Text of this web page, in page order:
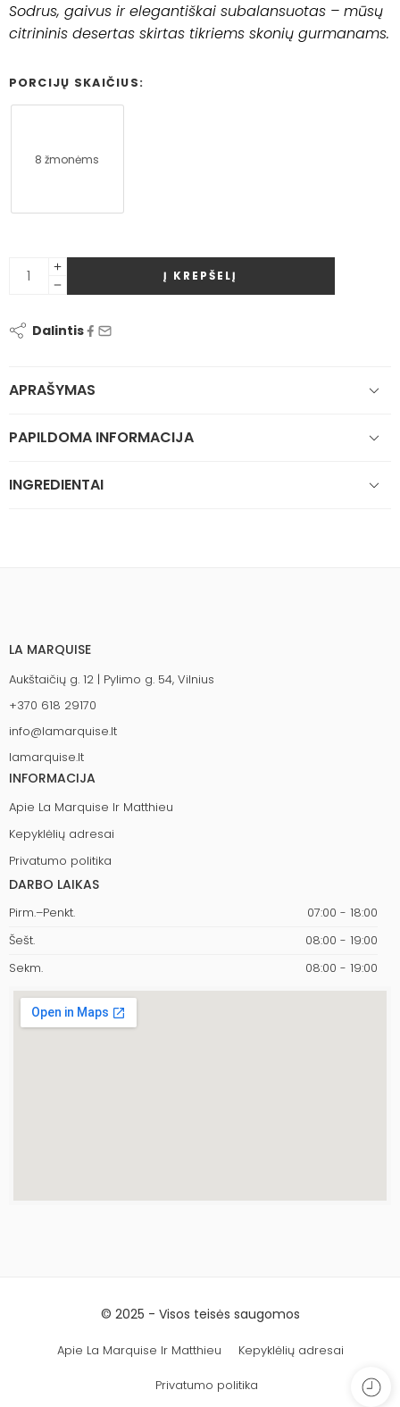
Sodrus, gaivus ir elegantiškai subalansuotas – mūsų
citrininis desertas skirtas tikriems skonių gurmanams.
PORCIJŲ SKAIČIUS:
8 žmonėms
Į KREPŠELĮ
Dalintis
APRAŠYMAS
PAPILDOMA INFORMACIJA
INGREDIENTAI
LA MARQUISE
Aukštaičių g. 12 | Pylimo g. 54, Vilnius
+370 618 29170
info@lamarquise.lt
lamarquise.lt
INFORMACIJA
Apie La Marquise Ir Matthieu
Kepyklėlių adresai
Privatumo politika
DARBO LAIKAS
Pirm.–Penkt.
07:00 - 18:00
Šešt.
08:00 - 19:00
Sekm.
08:00 - 19:00
© 2025 - Visos teisės saugomos
Apie La Marquise Ir Matthieu Kepyklėlių adresai
Privatumo politika